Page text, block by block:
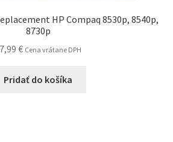
HP Compaq 8530p, 8540p,
8730p
€ Cena vrátane DPH
Pridať do košíka